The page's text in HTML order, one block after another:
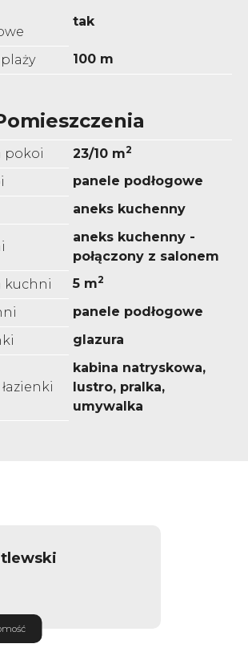
tak
100 m
pokoi 23/10 m2
panele podłogowe
aneks kuchenny
aneks kuchenny -
połączony z salonem
kuchni
5 m2
panele podłogowe
glazura
kabina natryskowa,
lustro, pralka,
umywalka